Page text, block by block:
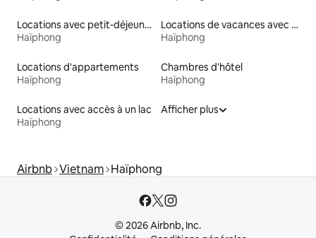
Locations avec petit-déjeuner
Haïphong
Locations de vacances avec piscine
Haïphong
Locations d'appartements
Haïphong
Chambres d'hôtel
Haïphong
Locations avec accès à un lac
Haïphong
Afficher plus
Airbnb Vietnam Haïphong
© 2026 Airbnb, Inc.